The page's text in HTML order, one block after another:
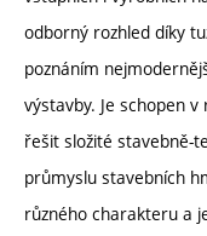
odborný rozhled díky
poznáním
výstavby. Je schopen
řešit složité stavebně-
průmyslu stavebních
různého charakteru a